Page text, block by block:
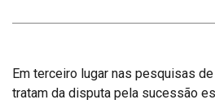
Em terceiro lugar nas pesquisas
tratam da disputa pela sucessão